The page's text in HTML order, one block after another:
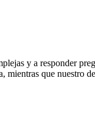
y a responder
que nuestro